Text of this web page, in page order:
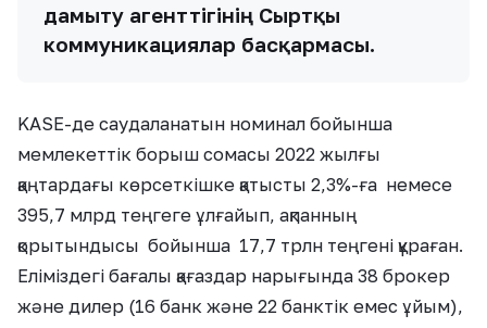
дамыту агенттігінің Сыртқы
коммуникациялар басқармасы.
KASE-де саудаланатын номинал бойынша
мемлекеттік борыш сомасы 2022 жылғы
қаңтардағы көрсеткішке қатысты 2,3%-ға немесе
395,7 млрд теңгеге ұлғайып, ақпанның
қорытындысы бойынша 17,7 трлн теңгені құраған.
Еліміздегі бағалы қағаздар нарығында 38 брокер
және дилер (16 банк және 22 банктік емес ұйым),